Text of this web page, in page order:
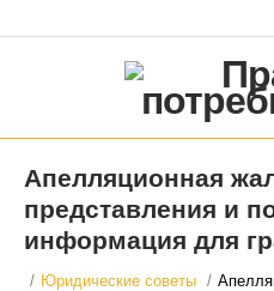
Апелляционная
представления и
информация для
/ Юридические советы /